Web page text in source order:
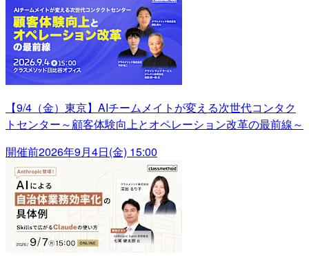
【9/4（金）東京】AIチームメイトが変える次世代コンタク
トセンター～顧客体験向上とオペレーション改革の最前線～
開催前2026年9月4日(金) 15:00